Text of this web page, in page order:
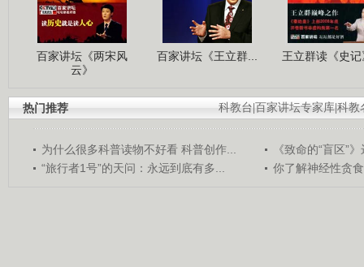
百家讲坛《两宋风
云》
百家讲坛《王立群... 王立群读《史
科教台 百家讲坛专家库 科教
热门推荐
为什么很多科普读物不好看 科普创作...
《致命的“盲区”
“旅行者1号”的天问：永远到底有多...
你了解神经性贪